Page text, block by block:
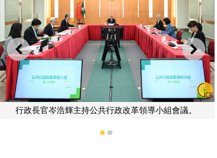
上一則 下一
行政長官岑浩輝主持公共行政改革領導小組會議。
1 2